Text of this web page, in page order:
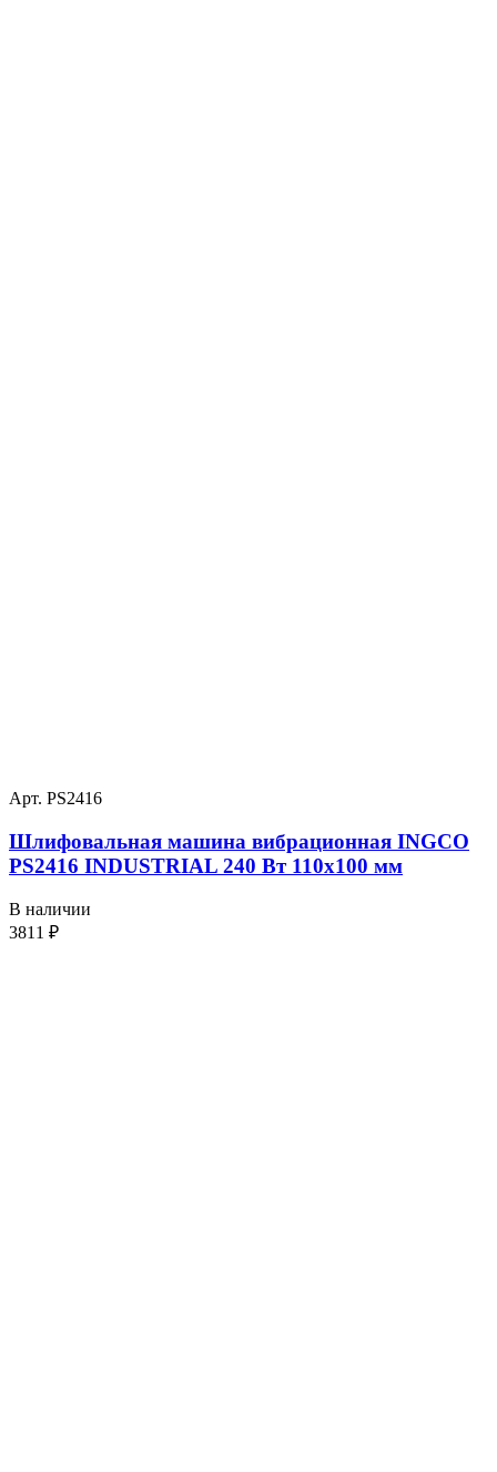
Арт. PS2416
Шлифовальная машина вибрационная INGCO
PS2416 INDUSTRIAL 240 Вт 110х100 мм
В наличии
3811 ₽